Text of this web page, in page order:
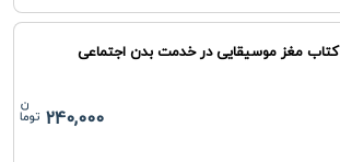
کتاب مغز موسیقایی در خدمت بدن اجتماعی
240,000